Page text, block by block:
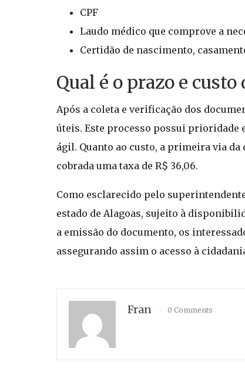
CPF
Laudo médico que comprove a
Certidão de nascimento,
Qual é o prazo e custo
Após a coleta e verificação dos
úteis. Este processo possui prioridade
ágil. Quanto ao custo, a primeira via
cobrada uma taxa de R$ 36,06.
Como esclarecido pelo
estado de Alagoas, sujeito à
a emissão do documento, os
assegurando assim o acesso à
Fran 0 Comments